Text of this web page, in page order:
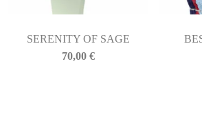
SERENITY OF SAGE
70,00 €